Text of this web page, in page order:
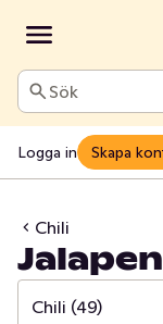
Sök
Logga in Skapa
Chili
Chili (49)